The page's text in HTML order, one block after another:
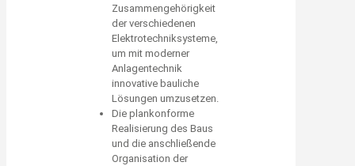
Zusammengehörigkeit
der verschiedenen
Elektrotechniksysteme,
um mit moderner
Anlagentechnik
innovative bauliche
Lösungen umzusetzen.
Die plankonforme
Realisierung des Baus
und die anschließende
Organisation der